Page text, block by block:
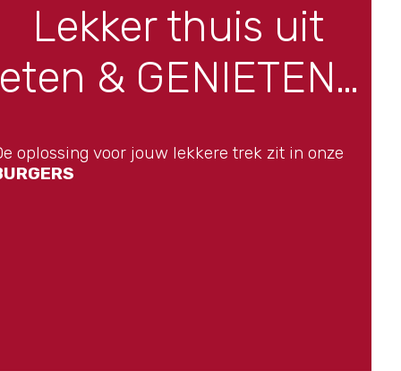
Lekker thuis uit
& GENIETEN…
oplossing voor jouw lekkere trek zit in onze